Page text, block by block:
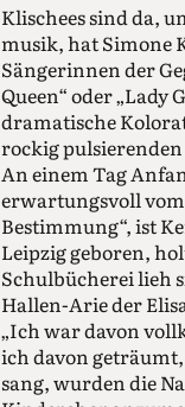
Klischees sind da,
musik, hat Simone
Sängerinnen der
Queen“ oder
dramatische
rockig
An einem Tag
erwartungsvoll
Bestimmung“, ist
Leipzig geboren,
Schulbücherei lieh
Hallen-Arie der
„Ich war davon
ich davon
sang, wurden die